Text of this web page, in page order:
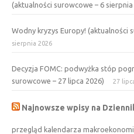
(aktualności surowcowe – 6 sierpnia
Wodny kryzys Europy! (aktualności
sierpnia 2026
Decyzja FOMC: podwyżka stóp
surowcowe – 27 lipca 2026)
27
Najnowsze wpisy na
przegląd kalendarza